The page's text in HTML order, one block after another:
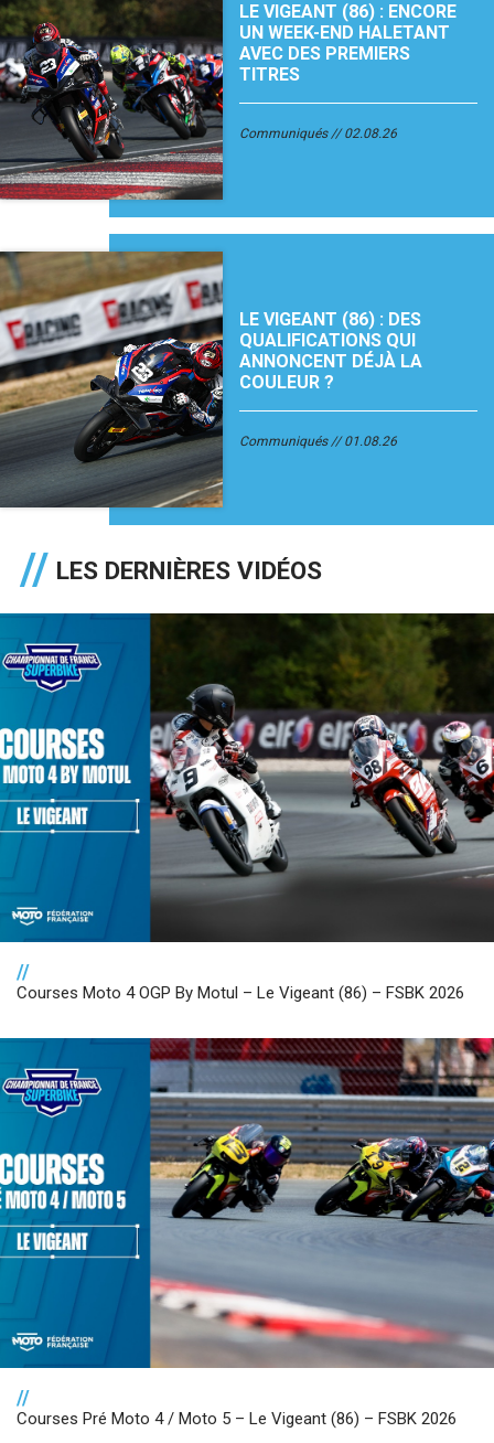
LE VIGEANT (86) : ENCORE
UN WEEK-END HALETANT
AVEC DES PREMIERS
TITRES
Communiqués 02.08.26
LE VIGEANT (86) : DES
QUALIFICATIONS QUI
ANNONCENT DÉJÀ LA
COULEUR ?
Communiqués 01.08.26
LES DERNIÈRES VIDÉOS
//
Courses Moto 4 OGP By Motul – Le Vigeant (86) – FSBK 2026
//
Courses Pré Moto 4 / Moto 5 – Le Vigeant (86) – FSBK 2026